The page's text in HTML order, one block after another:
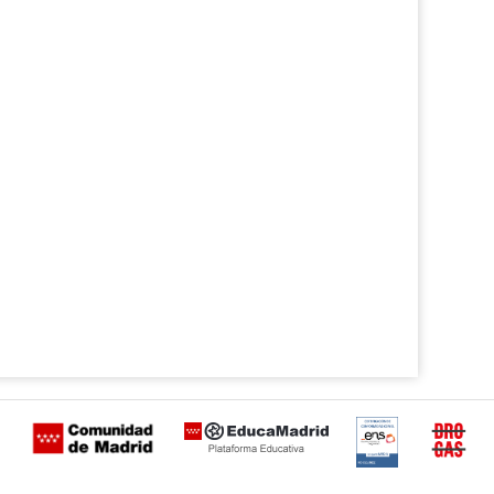
Certificación Buzón